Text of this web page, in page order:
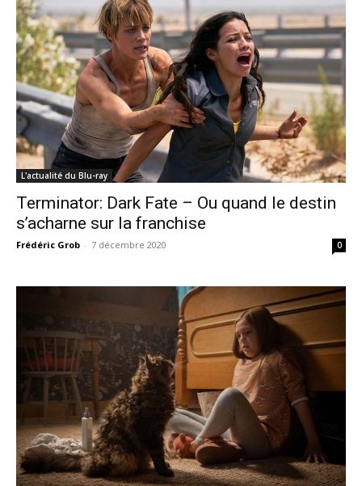
L'actualité du Blu-ray
Terminator: Dark Fate – Ou quand le destin
s’acharne sur la franchise
Frédéric Grob - 7 décembre 2020 0